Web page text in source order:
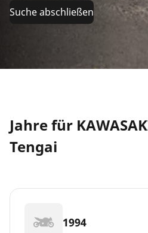
Suche abschließen
Jahre für
Tengai
1994